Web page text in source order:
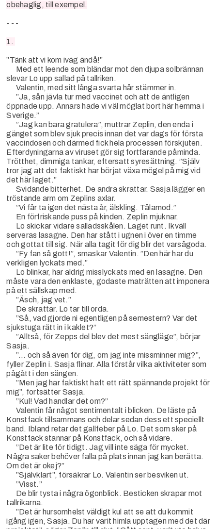
obehaglig, till exempel.
- - -
1.
”Tänk att vi kom iväg ändå!”
Med ett leende som bländar mot den djupa solbrännan
slevar Lo upp sallad på tallriken.
Valentin, med sitt långa svarta hår stämmer in.
”Ja, sån jävla tur med vaccinet och att de äntligen
öppnade upp. Annars hade vi väl möglat bort här hemma i
Sverige.”
”Jag kan bara gratulera”, muttrar Zeplin, den enda i
gänget som blev sjuk precis innan det var dags för första
vaccindosen och därmed fick hela processen förskjuten.
Efterdyningarna av viruset gör sig fortfarande påminda.
Trötthet, dimmiga tankar, eftersatt syresättning. ”Själv
tror jag att det faktiskt har börjat växa mögel på mig vid
det här laget.”
Svidande bitterhet. De andra skrattar. Sasja lägger en
tröstande arm om Zeplins axlar.
”Vi får ta igen det nästa år, älskling. Tålamod.”
En förfriskande puss på kinden. Zeplin mjuknar.
Lo skickar vidare salladsskålen. Laget runt. Ikväll
serveras lasagne. Den har stått i ugnen i över en timme
och gottat till sig. När alla tagit för dig blir det varsågoda.
”Fy fan så gott!”, smaskar Valentin. ”Den här har du
verkligen lyckats med.”
Lo blinkar, har aldrig misslyckats med en lasagne. Den
måste vara den enklaste, godaste maträtten att imponera
på ett sällskap med.
”Äsch, jag vet.”
De skrattar. Lo tar till orda.
”Så, vad gjorde ni egentligen på semestern? Var det
sjukstuga rätt in i kaklet?”
”Alltså, för Zepps del blev det mest sängläge”, börjar
Sasja.
”… och så även för dig, om jag inte missminner mig?”,
fyller Zeplin i. Sasja flinar. Alla förstår vilka aktiviteter som
pågått i den sängen.
”Men jag har faktiskt haft ett rätt spännande projekt för
mig”, fortsätter Sasja.
”Kul! Vad handlar det om?”
Valentin får något sentimentalt i blicken. De läste på
Konstfack tillsammans och delar sedan dess ett speciellt
band. Ibland retar det gallfeber på Lo. Det som sker på
Konstfack stannar på Konstfack, och så vidare.
”Det är lite för tidigt. Jag vill inte säga för mycket.
Några saker behöver falla på plats innan jag kan berätta.
Om det är okej?”
”Självklart”, försäkrar Lo. Valentin ser besviken ut.
”Visst.”
De blir tysta i några ögonblick. Besticken skrapar mot
tallrikarna.
”Det är hursomhelst väldigt kul att se att du kommit
igång igen, Sasja. Du har varit himla upptagen med det där